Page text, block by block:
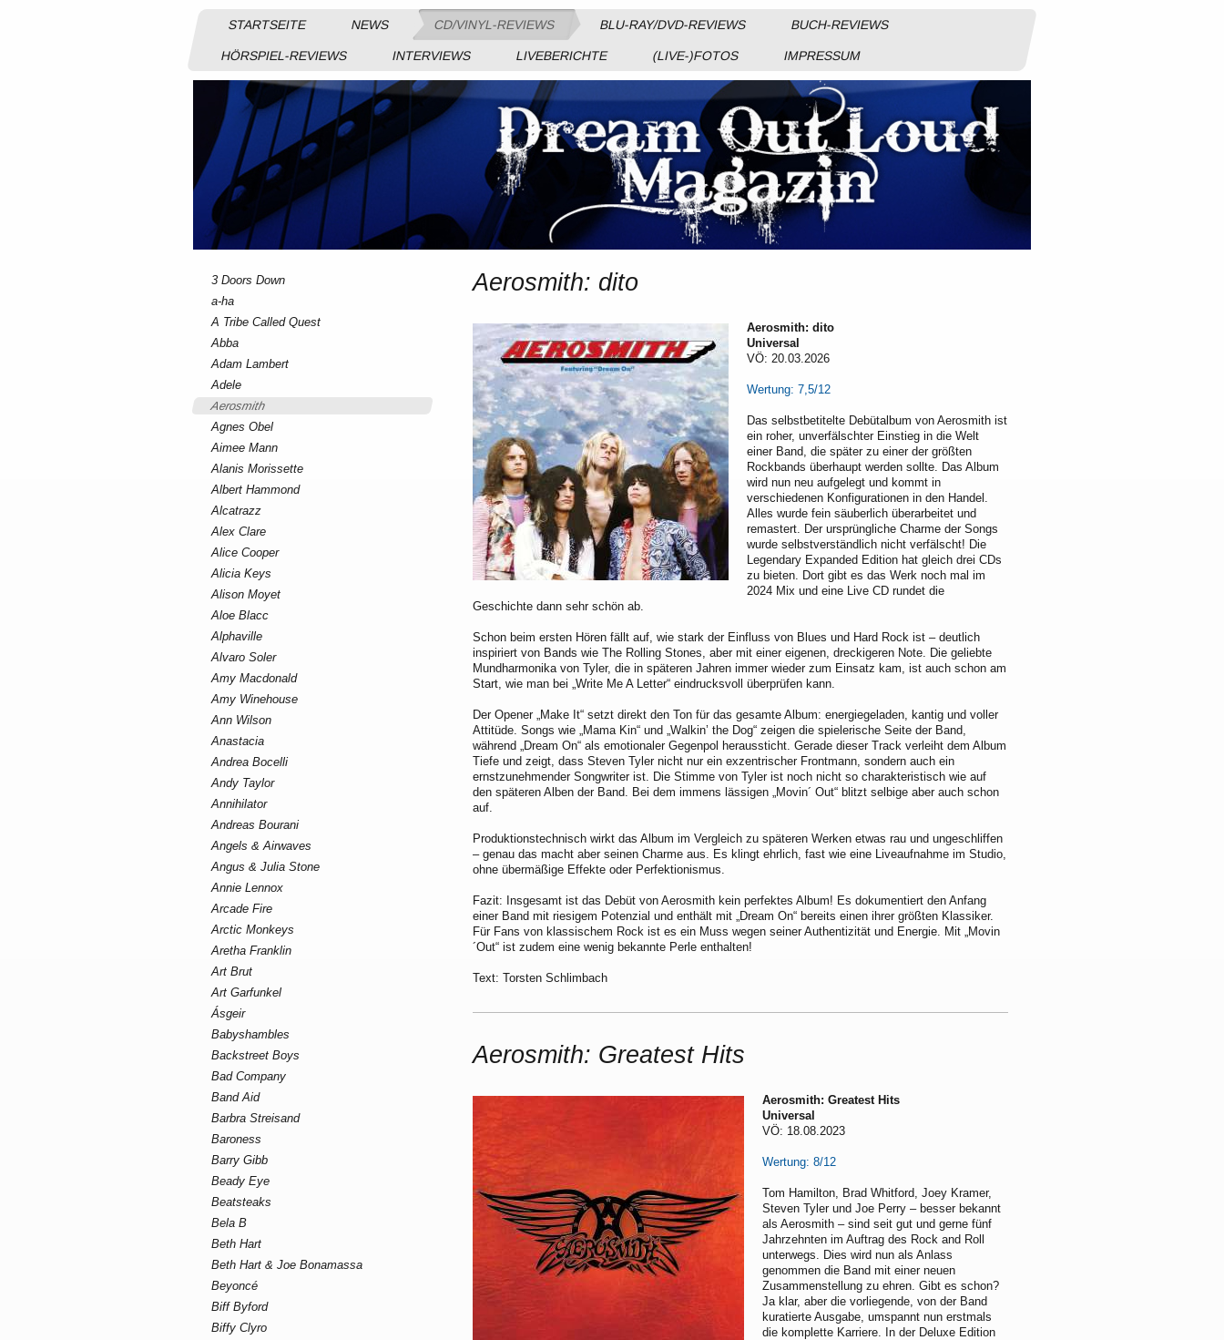
STARTSEITE NEWS CD/VINYL-REVIEWS BLU-RAY/DVD-REVIEWS BUCH-REVIEWS
HÖRSPIEL-REVIEWS INTERVIEWS LIVEBERICHTE (LIVE-)FOTOS IMPRESSUM
Aerosmith: dito
Aerosmith: dito
Universal
VÖ: 20.03.2026
Wertung: 7,5/12
Das selbstbetitelte Debütalbum von Aerosmith ist
ein roher, unverfälschter Einstieg in die Welt
einer Band, die später zu einer der größten
Rockbands überhaupt werden sollte. Das Album
wird nun neu aufgelegt und kommt in
verschiedenen Konfigurationen in den Handel.
Alles wurde fein säuberlich überarbeitet und
remastert. Der ursprüngliche Charme der Songs
wurde selbstverständlich nicht verfälscht! Die
Legendary Expanded Edition hat gleich drei CDs
zu bieten. Dort gibt es das Werk noch mal im
2024 Mix und eine Live CD rundet die
Geschichte dann sehr schön ab.
Schon beim ersten Hören fällt auf, wie stark der Einfluss von Blues und Hard Rock ist – deutlich
inspiriert von Bands wie The Rolling Stones, aber mit einer eigenen, dreckigeren Note. Die geliebte
Mundharmonika von Tyler, die in späteren Jahren immer wieder zum Einsatz kam, ist auch schon am
Start, wie man bei „Write Me A Letter“ eindrucksvoll überprüfen kann.
Der Opener „Make It“ setzt direkt den Ton für das gesamte Album: energiegeladen, kantig und voller
Attitüde. Songs wie „Mama Kin“ und „Walkin’ the Dog“ zeigen die spielerische Seite der Band,
während „Dream On“ als emotionaler Gegenpol heraussticht. Gerade dieser Track verleiht dem Album
Tiefe und zeigt, dass Steven Tyler nicht nur ein exzentrischer Frontmann, sondern auch ein
ernstzunehmender Songwriter ist. Die Stimme von Tyler ist noch nicht so charakteristisch wie auf
den späteren Alben der Band. Bei dem immens lässigen „Movin´ Out“ blitzt selbige aber auch schon
auf.
Produktionstechnisch wirkt das Album im Vergleich zu späteren Werken etwas rau und ungeschliffen
– genau das macht aber seinen Charme aus. Es klingt ehrlich, fast wie eine Liveaufnahme im Studio,
ohne übermäßige Effekte oder Perfektionismus.
Fazit: Insgesamt ist das Debüt von Aerosmith kein perfektes Album! Es dokumentiert den Anfang
einer Band mit riesigem Potenzial und enthält mit „Dream On“ bereits einen ihrer größten Klassiker.
Für Fans von klassischem Rock ist es ein Muss wegen seiner Authentizität und Energie. Mit „Movin
´Out“ ist zudem eine wenig bekannte Perle enthalten!
Text: Torsten Schlimbach
Aerosmith: Greatest Hits
Aerosmith: Greatest Hits
Universal
VÖ: 18.08.2023
Wertung: 8/12
Tom Hamilton, Brad Whitford, Joey Kramer,
Steven Tyler und Joe Perry – besser bekannt
als Aerosmith – sind seit gut und gerne fünf
Jahrzehnten im Auftrag des Rock and Roll
unterwegs. Dies wird nun als Anlass
genommen die Band mit einer neuen
Zusammenstellung zu ehren. Gibt es schon?
Ja klar, aber die vorliegende, von der Band
kuratierte Ausgabe, umspannt nun erstmals
die komplette Karriere. In der Deluxe Edition
3 Doors Down
a-ha
A Tribe Called Quest
Abba
Adam Lambert
Adele
Aerosmith
Agnes Obel
Aimee Mann
Alanis Morissette
Albert Hammond
Alcatrazz
Alex Clare
Alice Cooper
Alicia Keys
Alison Moyet
Aloe Blacc
Alphaville
Alvaro Soler
Amy Macdonald
Amy Winehouse
Ann Wilson
Anastacia
Andrea Bocelli
Andy Taylor
Annihilator
Andreas Bourani
Angels & Airwaves
Angus & Julia Stone
Annie Lennox
Arcade Fire
Arctic Monkeys
Aretha Franklin
Art Brut
Art Garfunkel
Ásgeir
Babyshambles
Backstreet Boys
Bad Company
Band Aid
Barbra Streisand
Baroness
Barry Gibb
Beady Eye
Beatsteaks
Bela B
Beth Hart
Beth Hart & Joe Bonamassa
Beyoncé
Biff Byford
Biffy Clyro